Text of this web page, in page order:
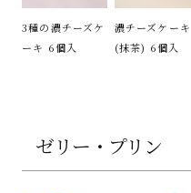
3種の濃チーズケ
ーキ 6個入
濃チーズケーキ
(抹茶) 6個入
ゼリー・プリン